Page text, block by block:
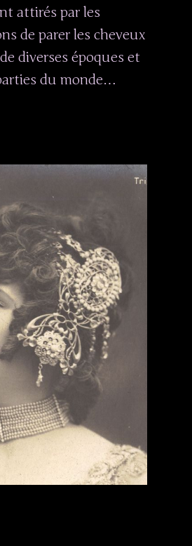
attirés par les
de parer les cheveux
diverses époques et
du monde…